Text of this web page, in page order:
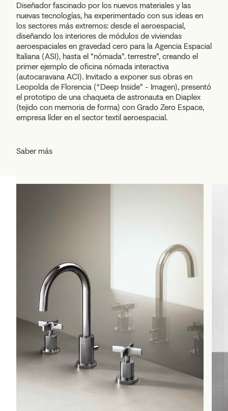
Diseñador fascinado por los nuevos materiales y las
nuevas tecnologías, ha experimentado con sus ideas en
los sectores más extremos: desde el aeroespacial,
diseñando los interiores de módulos de viviendas
aeroespaciales en gravedad cero para la Agencia Espacial
Italiana (ASI), hasta el ”nómada”. terrestre”, creando el
primer ejemplo de oficina nómada interactiva
(autocaravana ACI). Invitado a exponer sus obras en
Leopolda de Florencia (“Deep Inside” - Imagen), presentó
el prototipo de una chaqueta de astronauta en Diaplex
(tejido con memoria de forma) con Grado Zero Espace,
empresa líder en el sector textil aeroespacial.
Saber más